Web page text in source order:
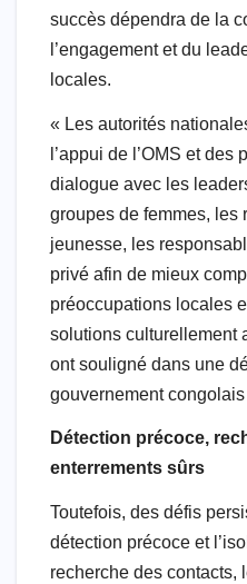
succès dépendra de la
l’engagement et du
locales.
« Les autorités
l’appui de l’OMS et
dialogue avec les
groupes de femmes, les
jeunesse, les
privé afin de mieux
préoccupations locales
solutions culturellement
ont souligné dans une
gouvernement
Détection précoce,
enterrements sûrs
Toutefois, des défis
détection précoce et
recherche des contacts,